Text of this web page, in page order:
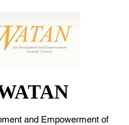
and Empowerment of